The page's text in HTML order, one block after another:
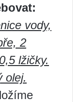
vody,
2
lžičky.
olej.